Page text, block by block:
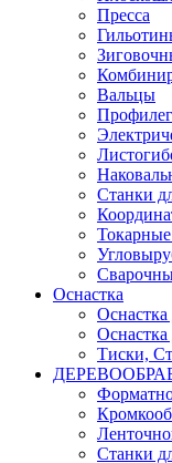
Пресса
Вальцы
Станки
Оснастка
Тиски,
Станки